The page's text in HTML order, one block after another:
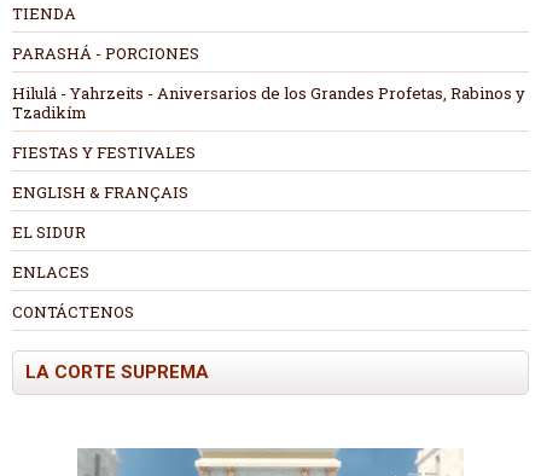
TIENDA
PARASHÁ - PORCIONES
Hilulá - Yahrzeits - Aniversarios de los Grandes Profetas, Rabinos y
Tzadikím
FIESTAS Y FESTIVALES
ENGLISH & FRANÇAIS
EL SIDUR
ENLACES
CONTÁCTENOS
LA CORTE SUPREMA